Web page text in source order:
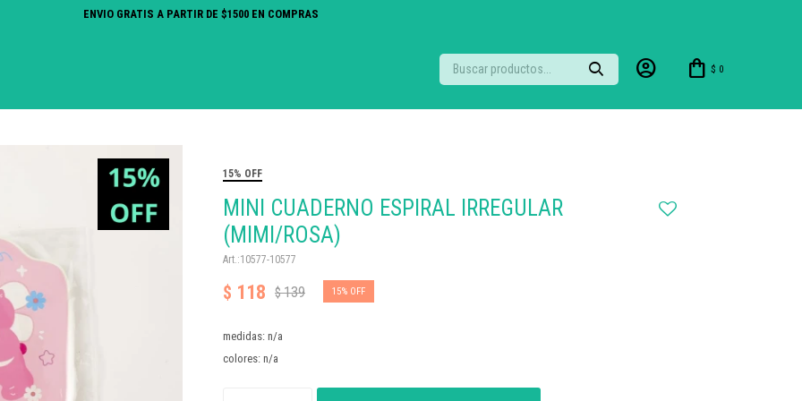
ENVIO GRATIS A PARTIR DE $1500 EN COMPRAS
$ 0
15% OFF
MINI CUADERNO ESPIRAL IRREGULAR
(MIMI/ROSA)
10577-10577
$ 118 $139 15
medidas: n/a
colores: n/a